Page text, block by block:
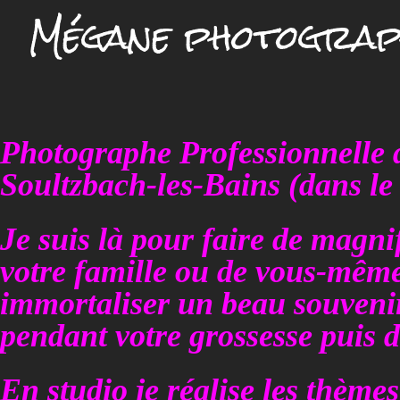
Mégane
Photographe Professionnelle
Soultzbach-les-Bains (dans
Je suis là pour faire de
votre famille ou de vous-
immortaliser un beau
pendant votre grossesse puis
En studio je réalise les